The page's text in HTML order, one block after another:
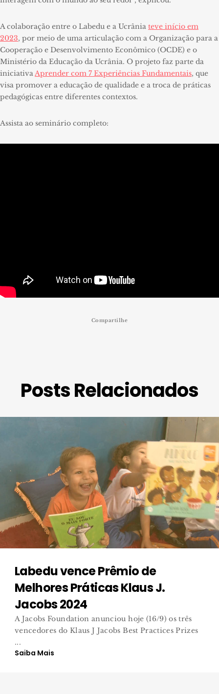
A colaboração entre o Labedu e a Ucrânia teve início em
2023, por meio de uma articulação com a Organização para a
Cooperação e Desenvolvimento Econômico (OCDE) e o
Ministério da Educação da Ucrânia. O projeto faz parte da
iniciativaAprender com 7 Experiências Fundamentais, que
visa promover a educação de qualidade e a troca de práticas
pedagógicas entre diferentes contextos.
Assista ao seminário completo:
Compartilhe
Posts Relacionados
Labedu vence Prêmio de
Melhores Práticas Klaus J.
Jacobs 2024
A Jacobs Foundation anunciou hoje (16/9) os três
vencedores do Klaus J Jacobs Best Practices Prizes
...
Saiba Mais